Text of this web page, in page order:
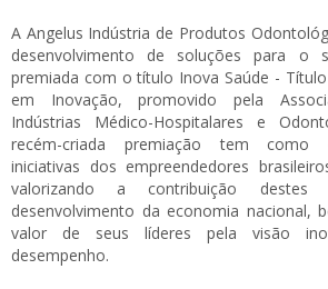
A Angelus Indústria de Produtos
desenvolvimento de soluções para o
premiada com o título Inova Saúde -
em Inovação, promovido pela
Indústrias Médico-Hospitalares e
recém-criada premiação tem como
iniciativas dos empreendedores
valorizando a contribuição
desenvolvimento da economia nacional,
valor de seus líderes pela visão
desempenho.